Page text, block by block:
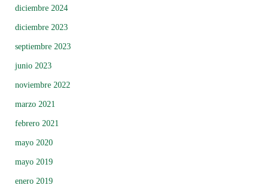
diciembre 2024
diciembre 2023
septiembre 2023
junio 2023
noviembre 2022
marzo 2021
febrero 2021
mayo 2020
mayo 2019
enero 2019